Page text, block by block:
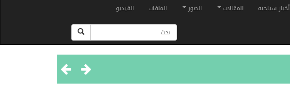
أخبار سياحية المقالات الصور الملفات الفيديو